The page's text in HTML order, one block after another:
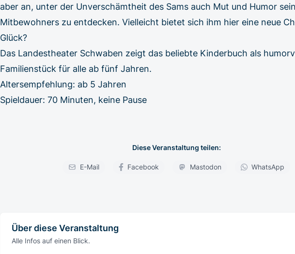
aber an, unter der Unverschämtheit des Sams auch Mut und Humor
Mitbewohners zu entdecken. Vielleicht bietet sich ihm hier eine neue
Glück?
Das Landestheater Schwaben zeigt das beliebte Kinderbuch als
Familienstück für alle ab fünf Jahren.
Altersempfehlung: ab 5 Jahren
Spieldauer: 70 Minuten, keine Pause
Diese Veranstaltung teilen:
E-Mail Facebook Mastodon WhatsApp
Über diese Veranstaltung
Alle Infos auf einen Blick.